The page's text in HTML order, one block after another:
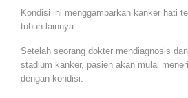
Kondisi ini menggambarkan kanker hati
tubuh lainnya.
Setelah seorang dokter mendiagnosis
stadium kanker, pasien akan mulai
dengan kondisi.